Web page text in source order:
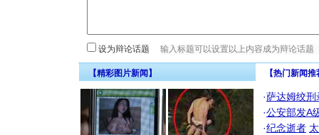
设为辩论话题
【精彩图片新闻】 【热门新闻
·萨达姆绞刑
·公安部发A
·纪念逝者